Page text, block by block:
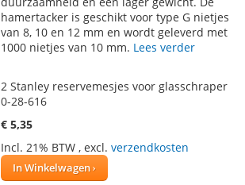
VERLANGLIJST
VERGELIJKEN
hamertacker is geschikt voor type G nietjes
van 8, 10 en 12 mm en wordt geleverd met
1000 nietjes van 10 mm. Lees verder
2 Stanley reservemesjes voor glasschraper
0-28-616
€ 5,35
Incl. 21% BTW , excl. verzendkosten
In Winkelwagen